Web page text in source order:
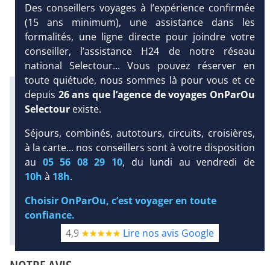
DEMANDE
D’INFORMATIONS
Infos météo :
29 °C
121 mm
Infos plages :
Dist.Distance:
< 100 m
Long. Longueur
800 m
Équipement :
63
Tx Tx
Plongée sous-marine :
Détails
Diaporama
Des conseillers voyages à l’expérience confirmée
(15 ans minimum), une assistance dans les
formalités, une ligne directe pour joindre votre
conseiller, l’assistance H24 de notre réseau
national Selectour... Vous pouvez réserver en
toute quiétude, nous sommes là pour vous et ce
depuis 26 ans que l’agence de voyages OnParOu
Selectour existe.
Séjours, combinés, autotours, circuits, croisières,
à la carte... nos conseillers sont à votre disposition
au 05 56 08 29 10, du lundi au vendredi de
10h à 18h.
Choisir OnParOu, c’est voyager en toute
confiance.
4,9
Lire nos avis Google